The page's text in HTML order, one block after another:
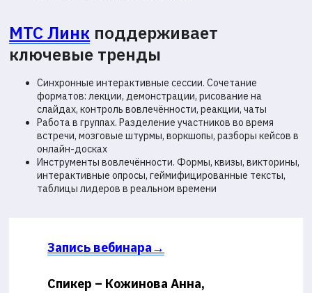
МТС Линк поддерживает
ключевые тренды
Синхронные интерактивные сессии. Сочетание
форматов: лекции, демонстрации, рисование на
слайдах, контроль вовлечённости, реакции, чаты
Работа в группах. Разделение участников во время
встречи, мозговые штурмы, воркшопы, разборы кейсов в
онлайн-досках
Инструменты вовлечённости. Формы, квизы, викторины,
интерактивные опросы, геймифицированные тексты,
таблицы лидеров в реальном времени
Запись вебинара→
Спикер – Кожинова Анна,